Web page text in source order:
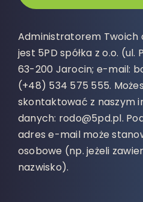
Administratorem Twoich
jest 5PD spółka z o.o.
63-200 Jarocin; e-mail:
(+48) 534 575 555.
skontaktować z naszym
danych: rodo@5pd.pl.
adres e-mail może
osobowe (np. jeżeli
nazwisko).